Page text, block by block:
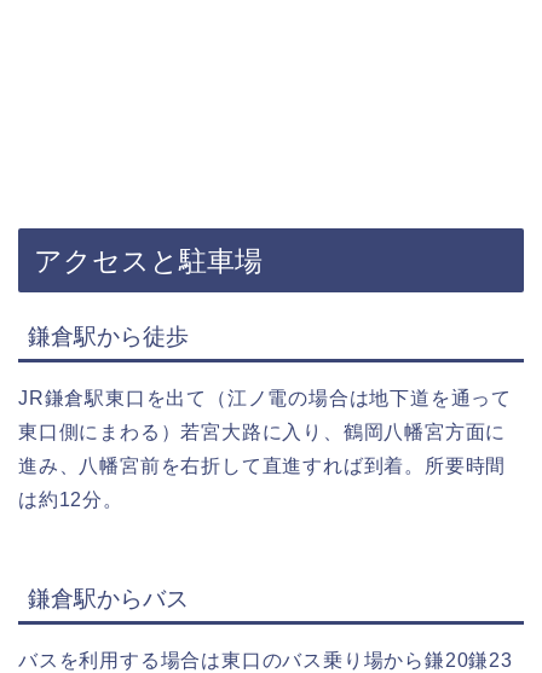
アクセスと駐車場
鎌倉駅から徒歩
JR鎌倉駅東口を出て（江ノ電の場合は地下道を通って
東口側にまわる）若宮大路に入り、鶴岡八幡宮方面に
進み、八幡宮前を右折して直進すれば到着。所要時間
は約12分。
鎌倉駅からバス
バスを利用する場合は東口のバス乗り場から鎌20鎌23